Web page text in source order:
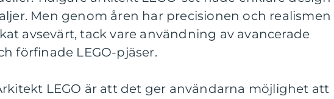
Men genom åren har precisionen och realismen
avsevärt, tack vare användning av avancerade
förfinade LEGO-pjäser.
LEGO är att det ger användarna möjlighet att